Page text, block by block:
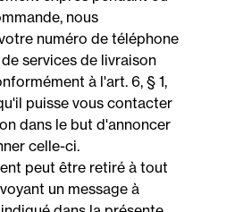
nous
numéro de téléphone
services de livraison
à l'art. 6, § 1,
puisse vous contacter
dans le but d'annoncer
celle-ci.
peut être retiré à tout
un message à